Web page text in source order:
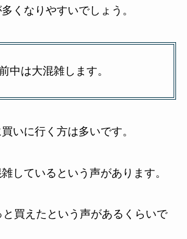
くなりやすいでしょう。
中は大混雑します。
いに行く方は多いです。
しているという声があります。
買えたという声があるくらいで